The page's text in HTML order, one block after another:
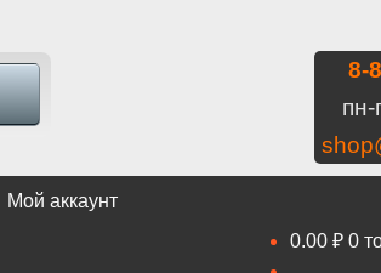
8-
пн-
Мой аккаунт
0.00 ₽ 0